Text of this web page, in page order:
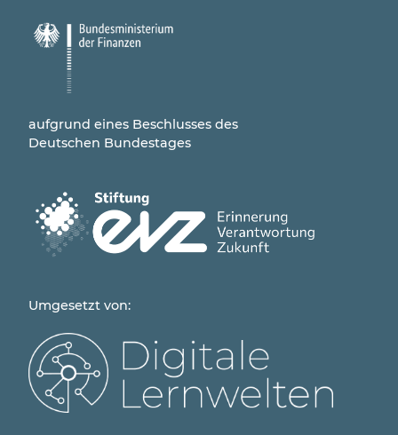
aufgrund eines Beschlusses des
Deutschen Bundestages
Umgesetzt von: